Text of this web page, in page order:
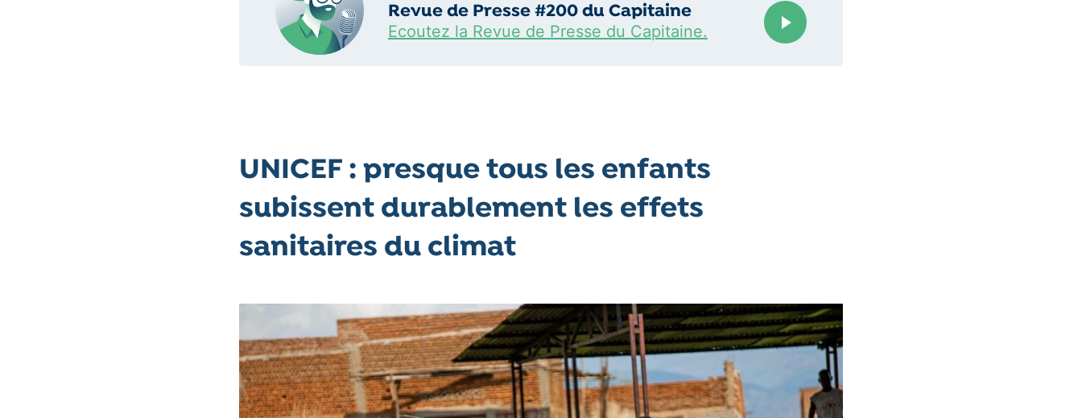
Revue de Presse #200 du Capitaine
Ecoutez la Revue de Presse du Capitaine. Revue de Presse #200 du Capitaine
UNICEF : presque tous les enfants
subissent durablement les effets
sanitaires du climat